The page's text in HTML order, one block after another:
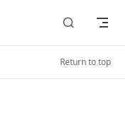
Return to top